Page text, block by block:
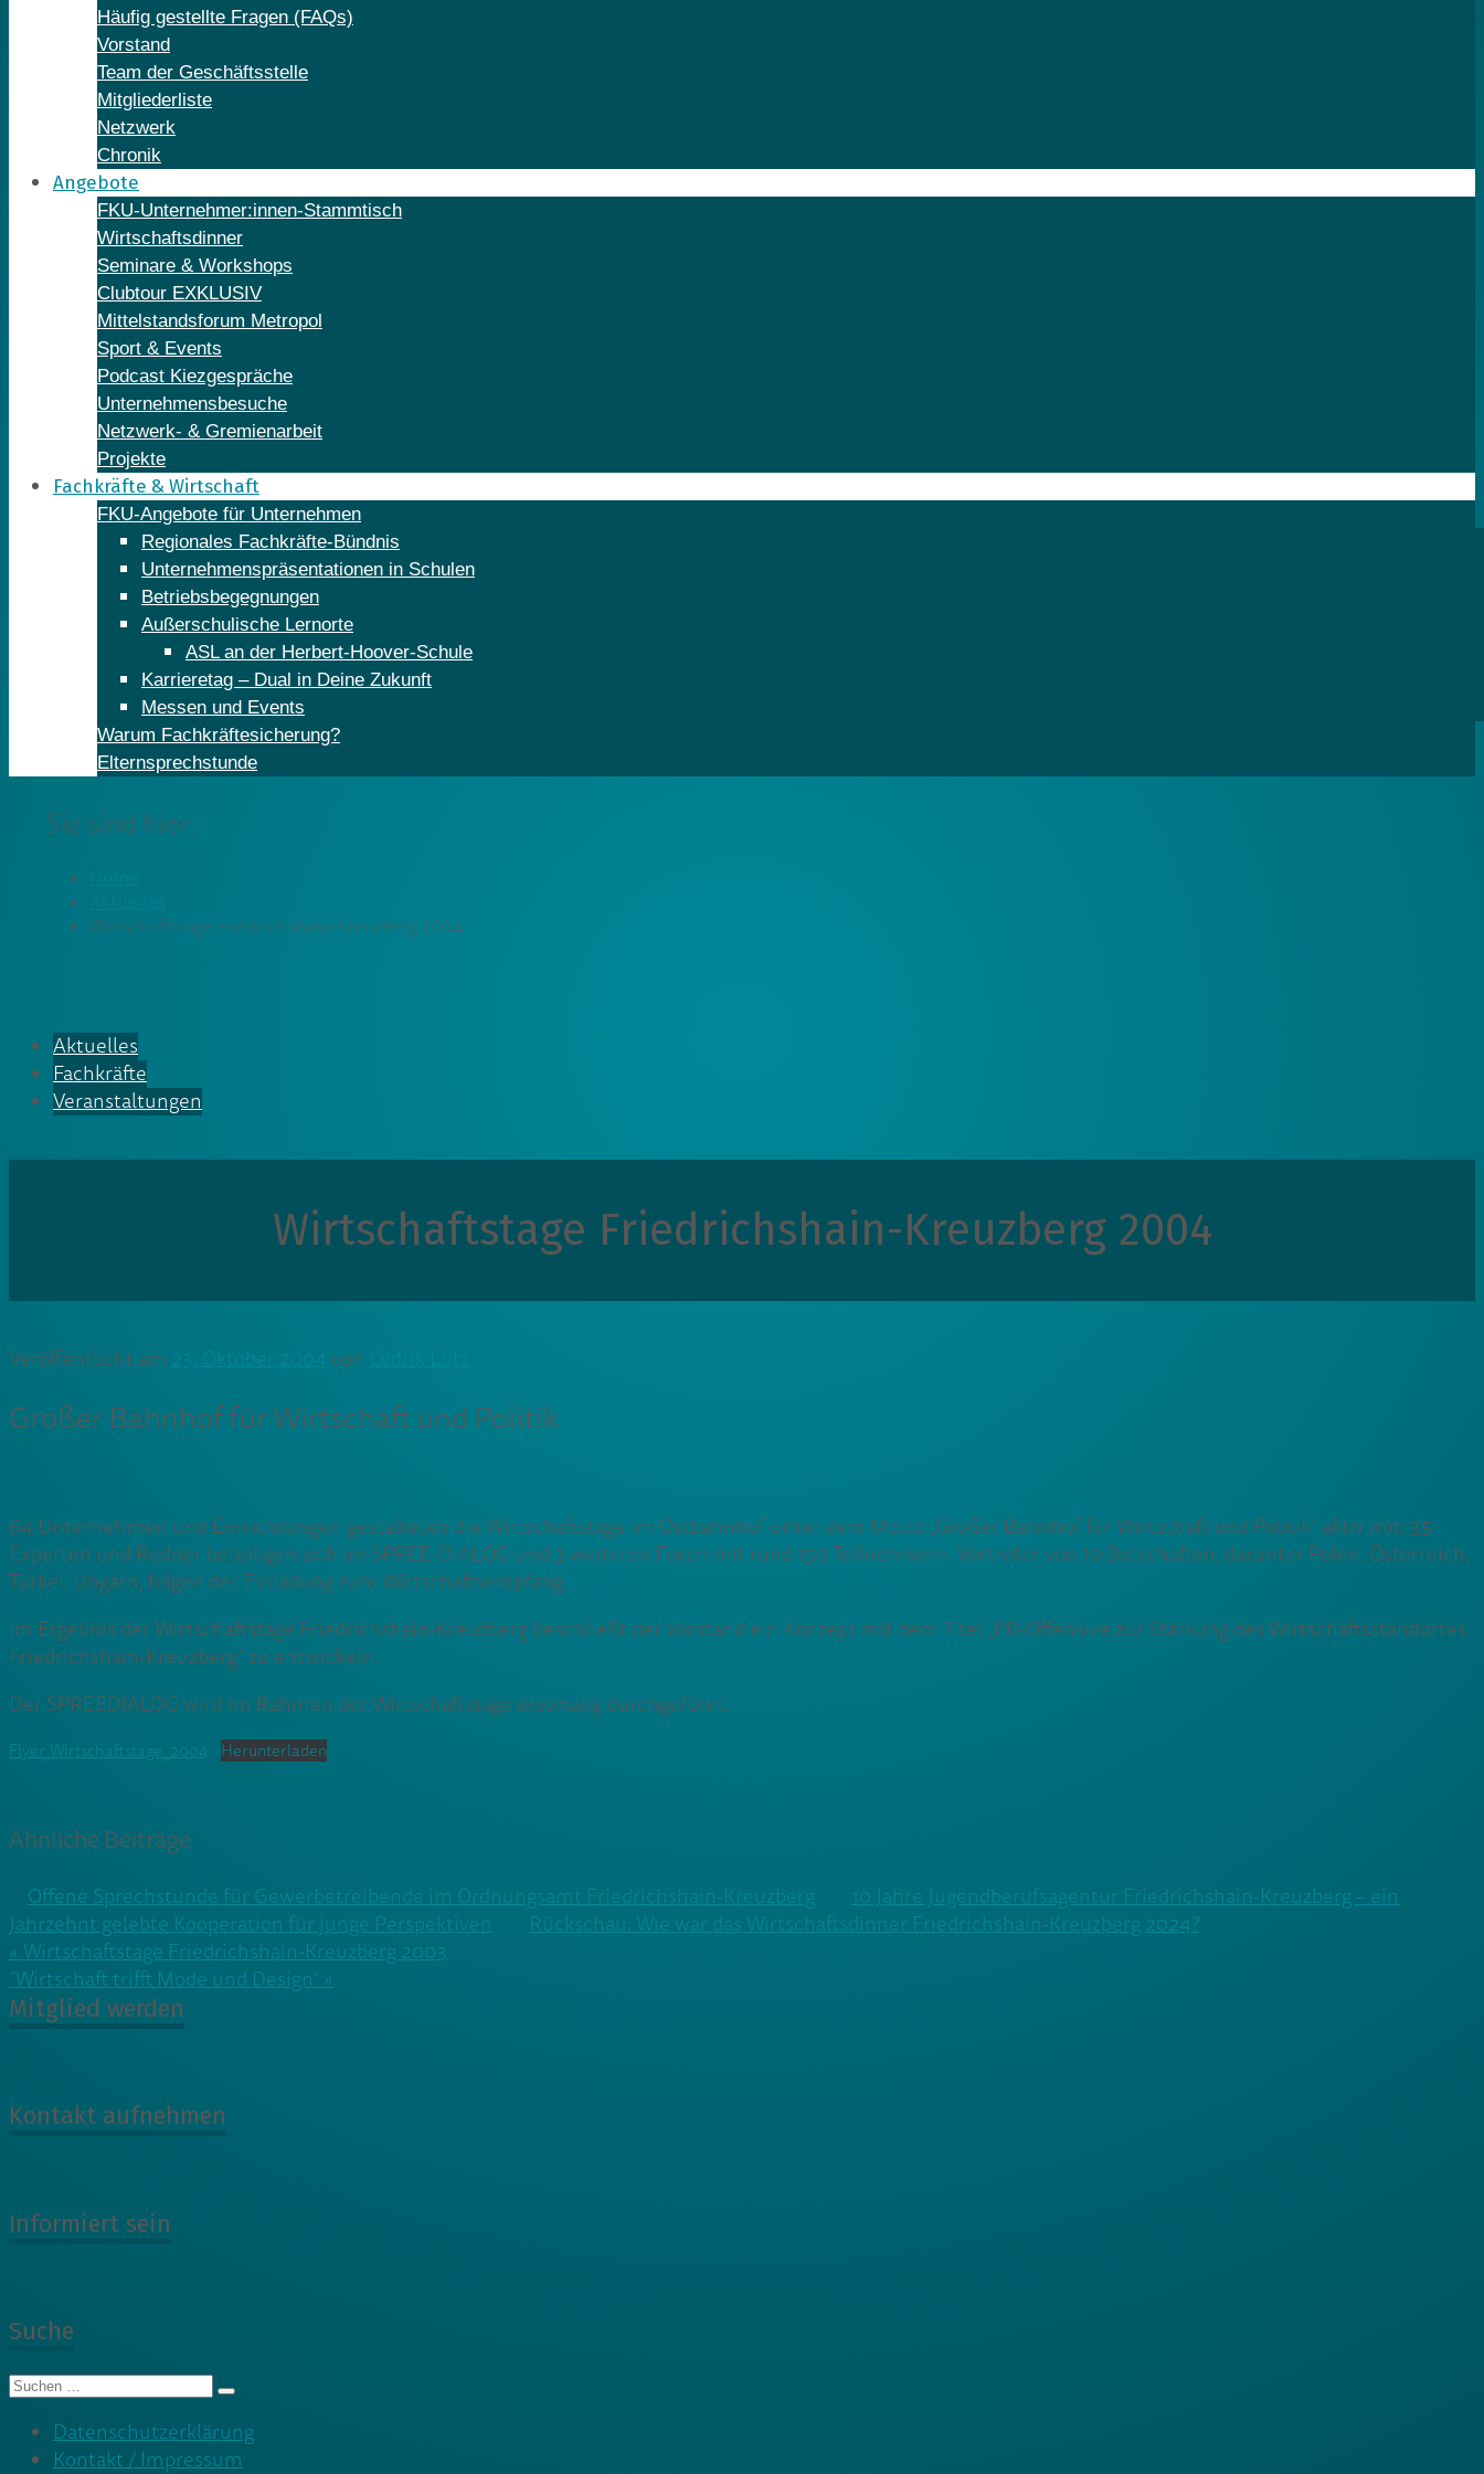
Häufig gestellte Fragen (FAQs)
Vorstand
Team der Geschäftsstelle
Mitgliederliste
Netzwerk
Chronik
Angebote
FKU-Unternehmer:innen-Stammtisch
Wirtschaftsdinner
Seminare & Workshops
Clubtour EXKLUSIV
Mittelstandsforum Metropol
Sport & Events
Podcast Kiezgespräche
Unternehmensbesuche
Netzwerk- & Gremienarbeit
Projekte
Fachkräfte & Wirtschaft
FKU-Angebote für Unternehmen
Regionales Fachkräfte-Bündnis
Unternehmenspräsentationen in Schulen
Betriebsbegegnungen
Außerschulische Lernorte
ASL an der Herbert-Hoover-Schule
Karrieretag – Dual in Deine Zukunft
Messen und Events
Warum Fachkräftesicherung?
Elternsprechstunde
Sie sind hier:
Wirtschaftstage Friedrichshain-Kreuzberg 2004
Aktuelles
Fachkräfte
Veranstaltungen
Wirtschaftstage Friedrichshain-Kreuzberg 2004
Veröffentlicht am 23. Oktober 2004 von
Großer Bahnhof für Wirtschaft und Politik
64 Unternehmen und Einrichtungen gestalteten die Wirtschaftstage im Ostbahnhof unter dem Motto „Großer Bahnhof für Wirtschaft und Politik“ aktiv mit. 35
Experten und Redner beteiligen sich im SPREE-DIALOG und 3 weiteren Foren mit rund 150 Teilnehmern. Vertreter von 10 Botschaften, darunter Polen, Österreich,
Türkei, Ungarn, folgen der Einladung zum Wirtschaftsempfang.
Im Ergebnis der Wirtschaftstage Friedrichshain-Kreuzberg beschließt der Vorstand ein Konzept mit dem Titel „PR-Offensive zur Stärkung des Wirtschaftsstandortes
Friedrichshain-Kreuzberg“ zu entwickeln.
Der SPREEDIALOG wird im Rahmen der Wirtschaftstage erstmalig durchgeführt.
Flyer_Wirtschaftstage_2004 Herunterladen
Ähnliche Beiträge
Offene Sprechstunde für Gewerbetreibende im Ordnungsamt Friedrichshain-Kreuzberg
10 Jahre Jugendberufsagentur Friedrichshain-Kreuzberg – ein
Jahrzehnt gelebte Kooperation für junge Perspektiven
Rückschau: Wie war das Wirtschaftsdinner Friedrichshain-Kreuzberg 2024?
Beitragsnavigation
« Wirtschaftstage Friedrichshain-Kreuzberg 2003
“Wirtschaft trifft Mode und Design” »
Mitglied werden
Kontakt aufnehmen
Informiert sein
Suche
Suche
Datenschutzerklärung
Kontakt / Impressum